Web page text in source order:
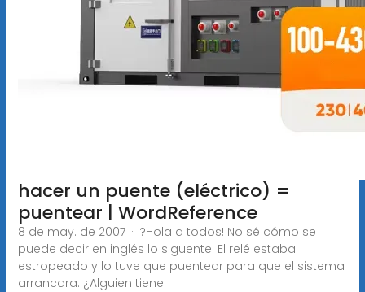
hacer un puente (eléctrico) =
puentear | WordReference
8 de may. de 2007 · ?Hola a todos! No sé cómo se
puede decir en inglés lo siguente: El relé estaba
estropeado y lo tuve que puentear para que el sistema
arrancara. ¿Alguien tiene